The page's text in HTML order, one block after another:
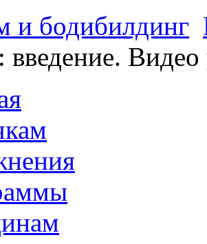
и бодибилдинг
введение. Видео